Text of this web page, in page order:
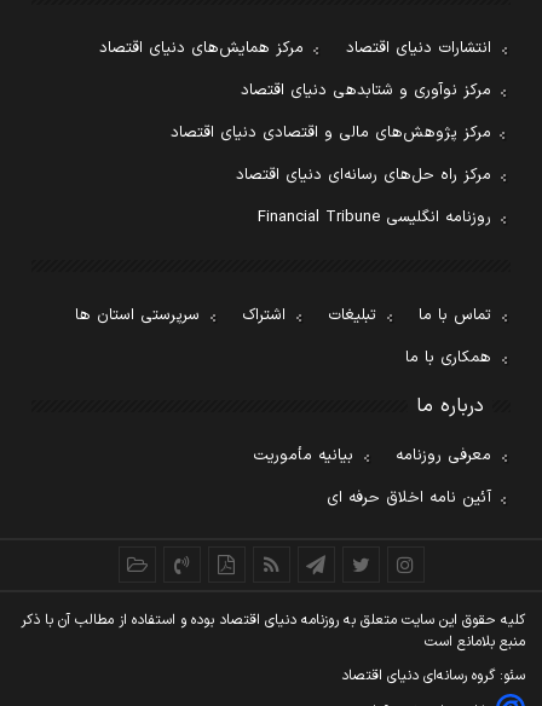
انتشارات دنیای اقتصاد
مرکز همایش‌های دنیای اقتصاد
مرکز نوآوری و شتابدهی دنیای اقتصاد
مرکز پژوهش‌های مالی و اقتصادی دنیای اقتصاد
مرکز راه حل‌های رسانه‌ای دنیای اقتصاد
روزنامه انگلیسی Financial Tribune
تماس با ما تبلیغات اشتراک
سرپرستی استان ها
همکاری با ما
درباره ما
معرفی روزنامه
بیانیه مأموریت
آئین نامه اخلاق حرفه ای
کليه حقوق اين سايت متعلق به روزنامه دنيای اقتصاد بوده و استفاده از مطالب آن با ذکر
منبع بلامانع است
سئو: گروه رسانه‌ای دنیای اقتصاد